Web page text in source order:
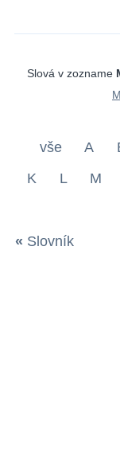
Slová v zozname
vše A
K
L M
« Slovník